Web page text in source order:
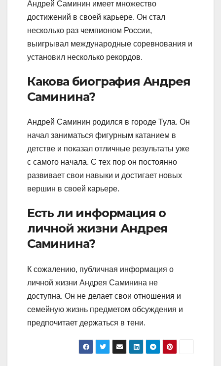
Андрей Саминин имеет множество
достижений в своей карьере. Он стал
несколько раз чемпионом России,
выигрывал международные соревнования и
установил несколько рекордов.
Какова биография Андрея
Саминина?
Андрей Саминин родился в городе Тула. Он
начал заниматься фигурным катанием в
детстве и показал отличные результаты уже
с самого начала. С тех пор он постоянно
развивает свои навыки и достигает новых
вершин в своей карьере.
Есть ли информация о
личной жизни Андрея
Саминина?
К сожалению, публичная информация о
личной жизни Андрея Саминина не
доступна. Он не делает свои отношения и
семейную жизнь предметом обсуждения и
предпочитает держаться в тени.